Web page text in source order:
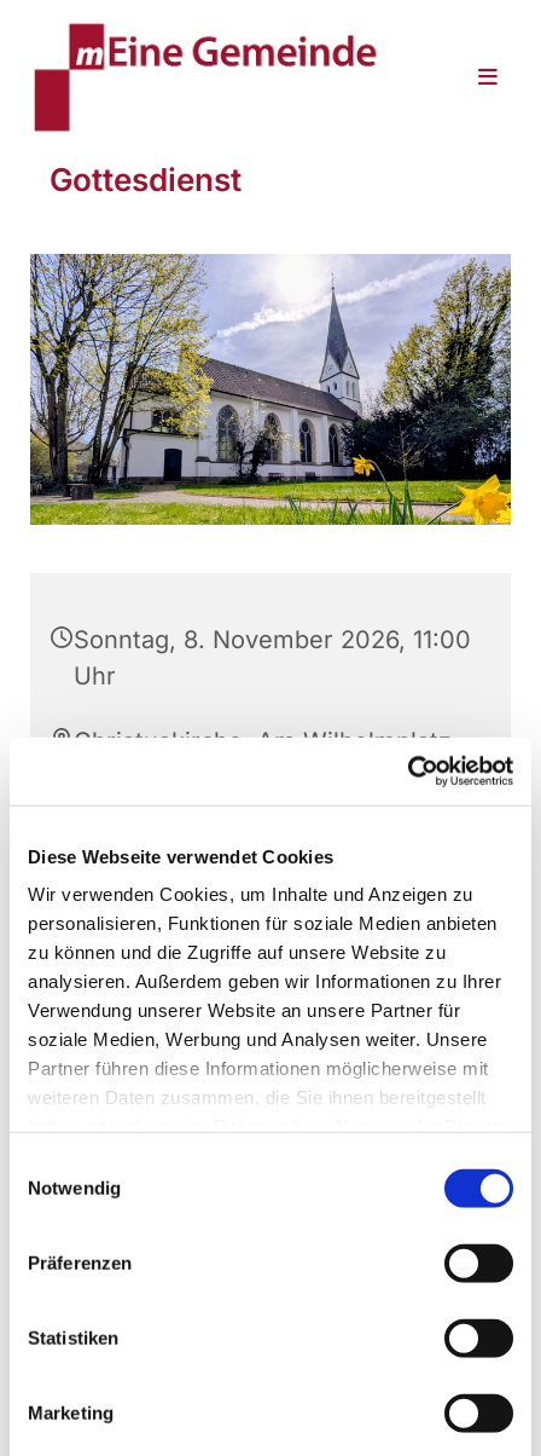
Diese Webseite verwendet Cookies
Wir verwenden Cookies, um Inhalte und Anzeigen zu
personalisieren, Funktionen für soziale Medien anbieten
zu können und die Zugriffe auf unsere Website zu
analysieren. Außerdem geben wir Informationen zu Ihrer
Verwendung unserer Website an unsere Partner für
soziale Medien, Werbung und Analysen weiter. Unsere
Partner führen diese Informationen möglicherweise mit
weiteren Daten zusammen, die Sie ihnen bereitgestellt
Notwendig
Präferenzen
Statistiken
Marketing
Gottesdienst
Sonntag, 8. November 2026, 11:00
Uhr
Christuskirche, Am Wilhelmplatz
Janine Veit